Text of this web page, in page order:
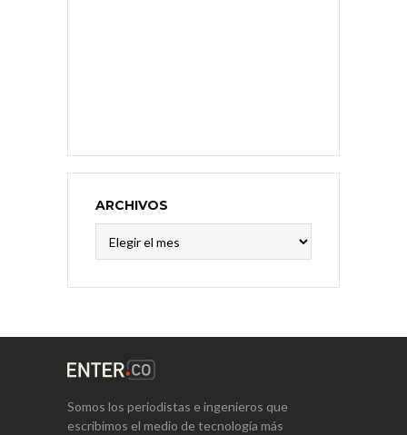
ARCHIVOS
Somos los periodistas e ingenieros que
escribimos el medio de tecnología más